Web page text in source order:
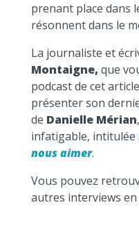
prenant place dans
résonnent dans le
La journaliste et
Montaigne, que
podcast de cet
présenter son
de Danielle Mérian
infatigable, intitulée
nous aimer.
Vous pouvez
autres interviews